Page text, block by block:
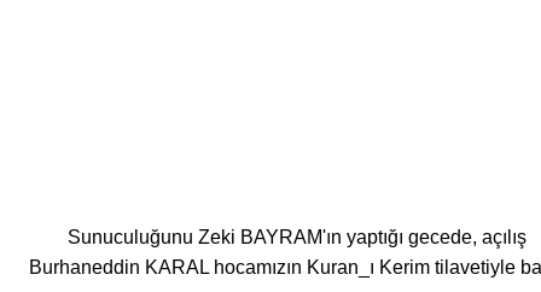
Sunuculuğunu Zeki BAYRAM'ın yaptığı gecede, açılış
Burhaneddin KARAL hocamızın Kuran_ı Kerim tilavetiyle